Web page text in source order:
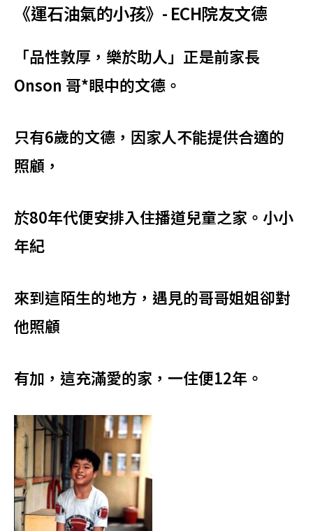
《運石油氣的小孩》- ECH院友文德
「品性敦厚，樂於助人」正是前家長
Onson 哥*眼中的文德。
只有6歲的文德，因家人不能提供合適的
照顧，
於80年代便安排入住播道兒童之家。小小
年紀
來到這陌生的地方，遇見的哥哥姐姐卻對
他照顧
有加，這充滿愛的家，一住便12年。
服務